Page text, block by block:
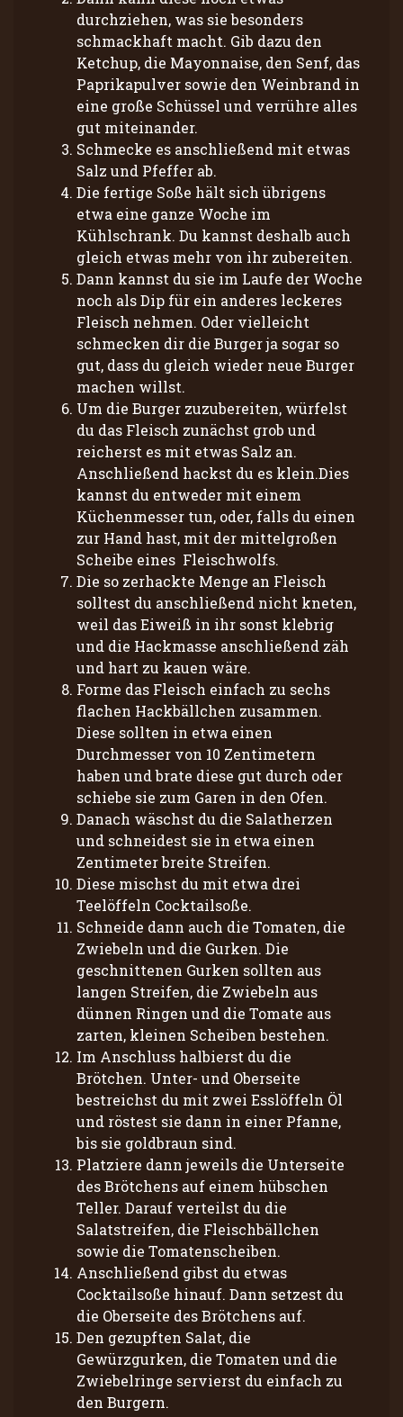
durchziehen, was sie besonders
schmackhaft macht. Gib dazu den
Ketchup, die Mayonnaise, den Senf, das
Paprikapulver sowie den Weinbrand in
eine große Schüssel und verrühre alles
gut miteinander.
Schmecke es anschließend mit etwas
Salz und Pfeffer ab.
Die fertige Soße hält sich übrigens
etwa eine ganze Woche im
Kühlschrank. Du kannst deshalb auch
gleich etwas mehr von ihr zubereiten.
Dann kannst du sie im Laufe der Woche
noch als Dip für ein anderes leckeres
Fleisch nehmen. Oder vielleicht
schmecken dir die Burger ja sogar so
gut, dass du gleich wieder neue Burger
machen willst.
Um die Burger zuzubereiten, würfelst
du das Fleisch zunächst grob und
reicherst es mit etwas Salz an.
Anschließend hackst du es klein.Dies
kannst du entweder mit einem
Küchenmesser tun, oder, falls du einen
zur Hand hast, mit der mittelgroßen
Scheibe eines Fleischwolfs.
Die so zerhackte Menge an Fleisch
solltest du anschließend nicht kneten,
weil das Eiweiß in ihr sonst klebrig
und die Hackmasse anschließend zäh
und hart zu kauen wäre.
Forme das Fleisch einfach zu sechs
flachen Hackbällchen zusammen.
Diese sollten in etwa einen
Durchmesser von 10 Zentimetern
haben und brate diese gut durch oder
schiebe sie zum Garen in den Ofen.
Danach wäschst du die Salatherzen
und schneidest sie in etwa einen
Zentimeter breite Streifen.
Diese mischst du mit etwa drei
Teelöffeln Cocktailsoße.
Schneide dann auch die Tomaten, die
Zwiebeln und die Gurken. Die
geschnittenen Gurken sollten aus
langen Streifen, die Zwiebeln aus
dünnen Ringen und die Tomate aus
zarten, kleinen Scheiben bestehen.
Im Anschluss halbierst du die
Brötchen. Unter- und Oberseite
bestreichst du mit zwei Esslöffeln Öl
und röstest sie dann in einer Pfanne,
bis sie goldbraun sind.
Platziere dann jeweils die Unterseite
des Brötchens auf einem hübschen
Teller. Darauf verteilst du die
Salatstreifen, die Fleischbällchen
sowie die Tomatenscheiben.
Anschließend gibst du etwas
Cocktailsoße hinauf. Dann setzest du
die Oberseite des Brötchens auf.
Den gezupften Salat, die
Gewürzgurken, die Tomaten und die
Zwiebelringe servierst du einfach zu
den Burgern.